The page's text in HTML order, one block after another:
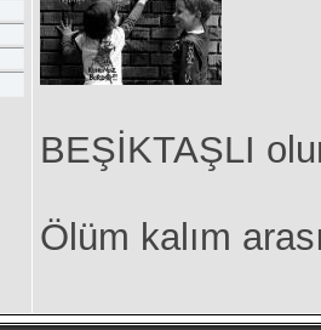
BEŞİKTAŞLI
Ölüm kalım